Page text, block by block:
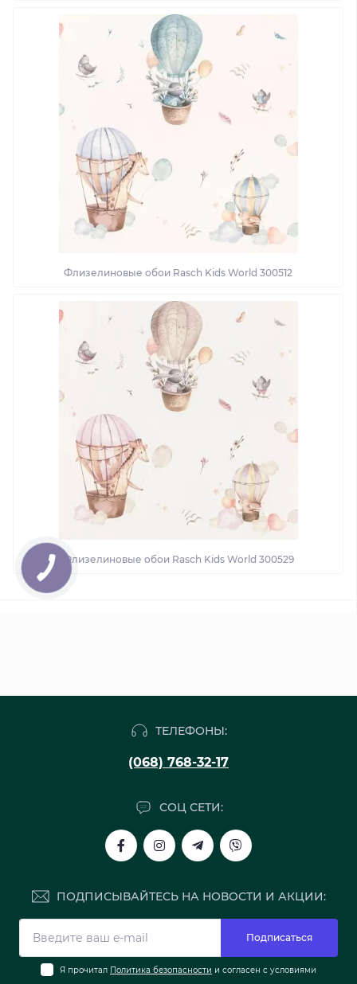
Флизелиновые обои Rasch Kids World 300512
Флизелиновые обои Rasch Kids World 300529
ТЕЛЕФОНЫ:
(068) 768-32-17
СОЦ СЕТИ:
ПОДПИСЫВАЙТЕСЬ НА НОВОСТИ И АКЦИИ:
Подписаться
Я прочитал Политика безопасности и согласен с условиями